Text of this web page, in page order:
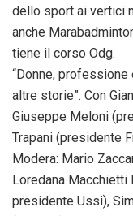
dello sport ai vertici
anche
tiene il corso Odg.
“Donne,
altre storie”. Con
Giuseppe Meloni
Trapani (presidente
Modera: Mario
Loredana Macchietti
presidente Ussi),